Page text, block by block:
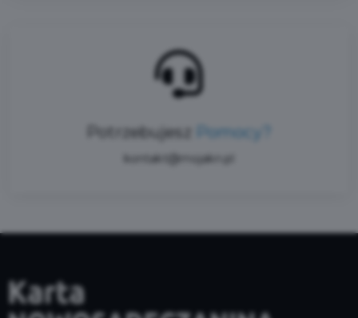
Potrzebujesz Pomocy?
kontakt@mojakn.pl